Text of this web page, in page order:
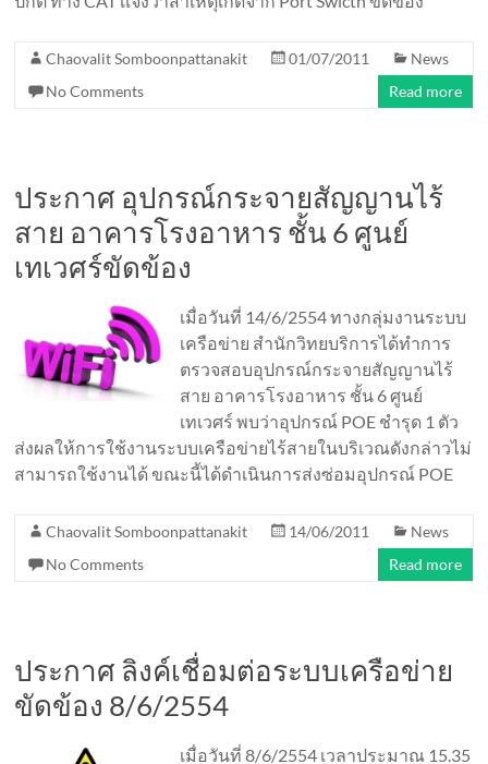
Chaovalit Somboonpattanakit 01/07/2011
News
No Comments
Read more
ประกาศ อุปกรณ์กระจายสัญญานไร้
สาย อาคารโรงอาหาร ชั้น 6 ศูนย์
เทเวศร์ขัดข้อง
เมื่อวันที่ 14/6/2554 ทางกลุ่มงานระบบ
เครือข่าย สำนักวิทยบริการได้ทำการ
ตรวจสอบอุปกรณ์กระจายสัญญานไร้
สาย อาคารโรงอาหาร ชั้น 6 ศูนย์
เทเวศร์ พบว่าอุปกรณ์ POE ชำรุด 1 ตัว
ส่งผลให้การใช้งานระบบเครือข่ายไร้สายในบริเวณดังกล่าวไม่
สามารถใช้งานได้ ขณะนี้ได้ดำเนินการส่งซ่อมอุปกรณ์ POE
Chaovalit Somboonpattanakit 14/06/2011
News
No Comments
Read more
ประกาศ ลิงค์เชื่อมต่อระบบเครือข่าย
ขัดข้อง 8/6/2554
เมื่อวันที่ 8/6/2554 เวลาประมาณ 15.35